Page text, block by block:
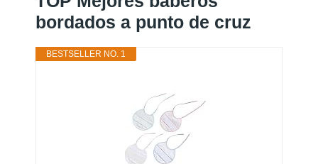
bordados a punto de cruz
BESTSELLER NO. 1